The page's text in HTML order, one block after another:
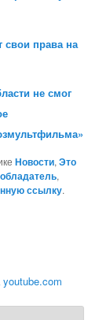
свои права на
не смог
Новости,Это
,
ссылку.